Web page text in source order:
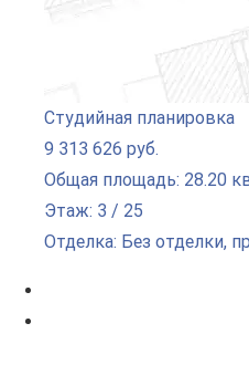
Студийная планировка
9 313 626 руб.
Общая площадь: 28.20
Этаж: 3 / 25
Отделка: Без отделки,